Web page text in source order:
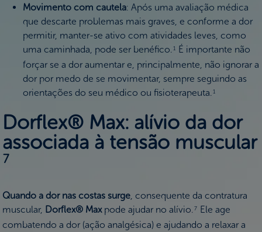
Movimento com cautela: Após uma avaliação médica
que descarte problemas mais graves, e conforme a dor
permitir, manter-se ativo com atividades leves, como
uma caminhada, pode ser benéfico.1
É importante não
forçar se a dor aumentar e, principalmente, não ignorar a
dor por medo de se movimentar, sempre seguindo as
orientações do seu médico ou fisioterapeuta.1
Dorflex® Max: alívio da dor
associada à tensão muscular
7
Quando a dor nas costas surge, consequente da contratura
muscular, Dorflex® Maxpode ajudar no alívio.7
Ele age
combatendo a dor (ação analgésica) e ajudando a relaxar a